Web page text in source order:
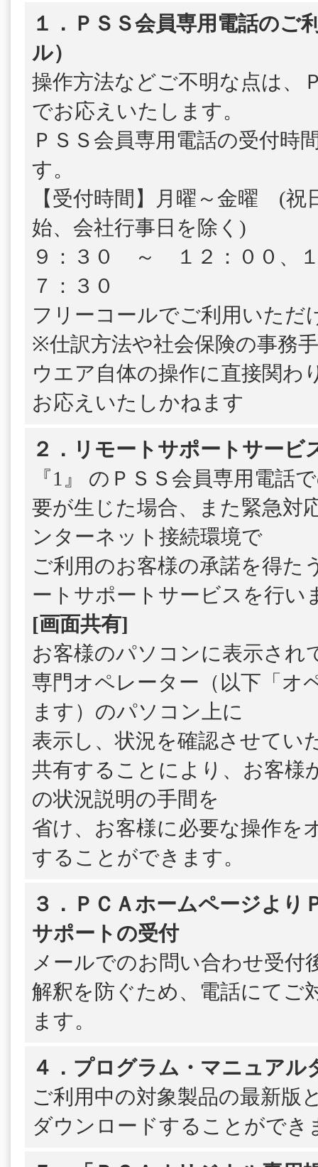
１．ＰＳＳ会員専用電話のご
ル）
操作方法などご不明な点は、
でお応えいたします。
ＰＳＳ会員専用電話の受付時
す。
【受付時間】月曜～金曜 (祝
始、会社行事日を除く)
９：３０ ～ １２：００、
７：３０
フリーコールでご利用いただ
※仕訳方法や社会保険の事務
ウエア自体の操作に直接関わ
お応えいたしかねます
２．リモートサポートサービ
『1』 のＰＳＳ会員専用電話
要が生じた場合、また緊急対
ンターネット接続環境で
ご利用のお客様の承諾を得た
ートサポートサービスを行い
[画面共有]
お客様のパソコンに表示され
専門オペレーター（以下「オ
ます）のパソコン上に
表示し、状況を確認させてい
共有することにより、お客様
の状況説明の手間を
省け、お客様に必要な操作を
することができます。
３．ＰＣＡホームページより
サポートの受付
メールでのお問い合わせ受付
解釈を防ぐため、電話にてご
ます。
４．プログラム・マニュアル
ご利用中の対象製品の最新版
ダウンロードすることができ